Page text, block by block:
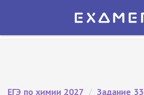
Экзамер — ЕГЭ 2027
ЕГЭ по химии 2027 / Задание 33